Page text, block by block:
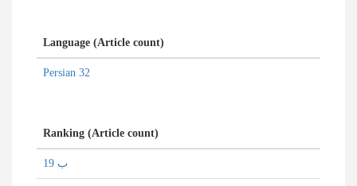
Language (Article count)
Persian 32
Ranking (Article count)
ب 19